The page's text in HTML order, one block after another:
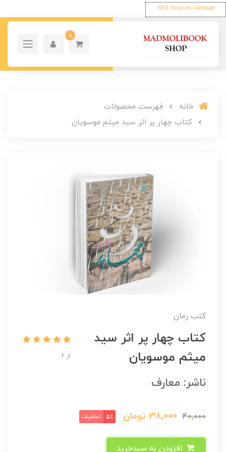
SEO Services Glendale
0
خانه
فهرست محصولات
کتاب چهار پر اثر سید میثم موسویان
کتب رمان
کتاب چهار پر اثر سید
میثم موسویان
از 2
ناشر: معارف
40,000
38,000 تومان 5٪ تخفیف